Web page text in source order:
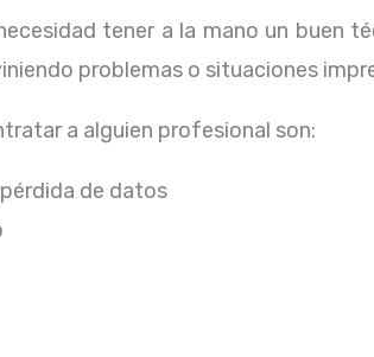
tener a la mano un buen
problemas o situaciones
a alguien profesional son:
de datos